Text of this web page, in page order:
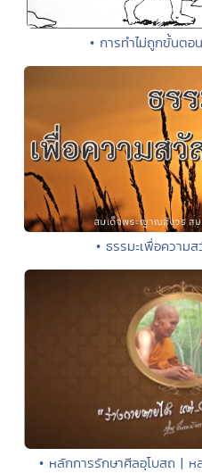
• การทำไม่ถูกขั้นต
• ธรรมะเพื่อความ
• หลักการรักษาศีลอุโบสถ |